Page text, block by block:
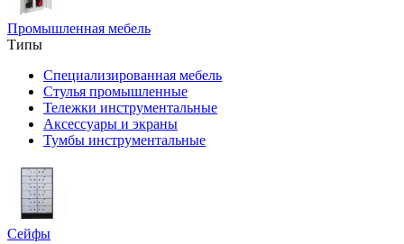
Промышленная мебель
Типы
Специализированная мебель
Стулья промышленные
Тележки инструментальные
Аксессуары и экраны
Тумбы инструментальные
Сейфы